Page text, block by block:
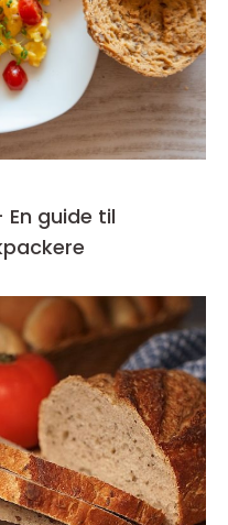
guide til